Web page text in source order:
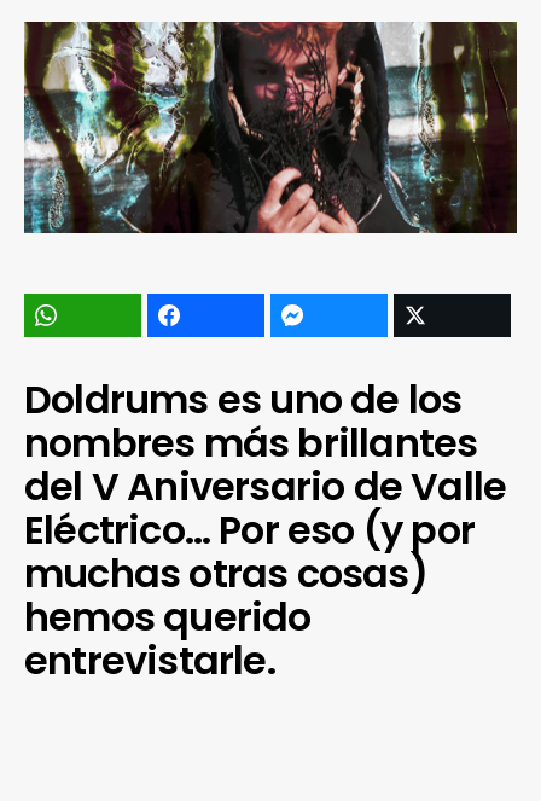
Doldrums es uno de los
nombres más brillantes
del V Aniversario de Valle
Eléctrico… Por eso (y por
muchas otras cosas)
hemos querido
entrevistarle.